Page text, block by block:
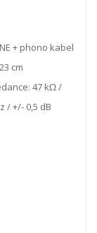
+ phono kabel
cm
47 kΩ /
/ +/- 0,5 dB